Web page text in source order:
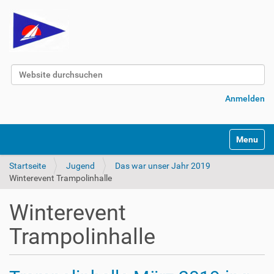
Website durchsuchen
Anmelden
Startseite Jugend
Das war unser Jahr 2019
Winterevent Trampolinhalle
Winterevent
Trampolinhalle